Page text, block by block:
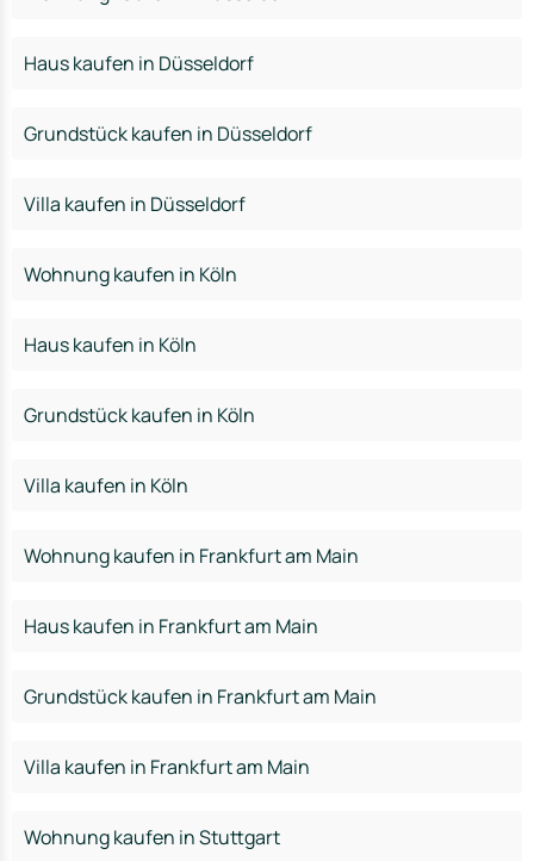
Haus kaufen in Düsseldorf
Grundstück kaufen in Düsseldorf
Villa kaufen in Düsseldorf
Wohnung kaufen in Köln
Haus kaufen in Köln
Grundstück kaufen in Köln
Villa kaufen in Köln
Wohnung kaufen in Frankfurt am Main
Haus kaufen in Frankfurt am Main
Grundstück kaufen in Frankfurt am Main
Villa kaufen in Frankfurt am Main
Wohnung kaufen in Stuttgart